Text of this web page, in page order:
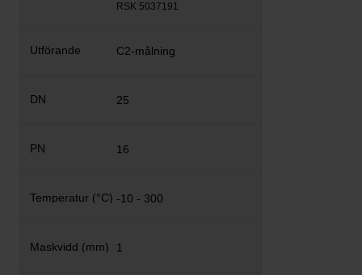
RSK 5037191
C2-målning
25
16
-10 - 300
1